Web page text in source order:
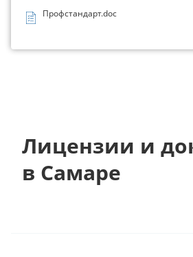
Профстандарт.doc
Лицензии и
в Самаре